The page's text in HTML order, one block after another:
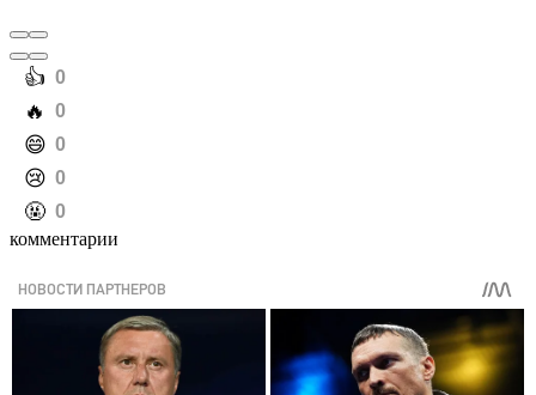
️👍 0
️🔥 0
️😄 0
️😢 0
️🤬 0
комментарии